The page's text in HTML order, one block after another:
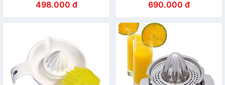
498.000 đ 690.000 đ